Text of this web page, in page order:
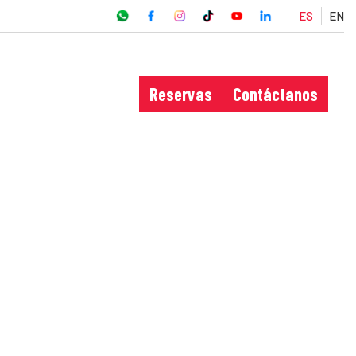
ES EN
Reservas Contáctanos